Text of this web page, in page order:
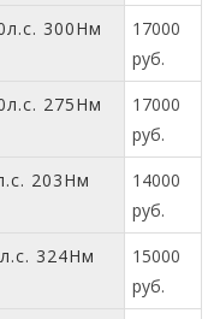
300Нм
17000
руб.
275Нм
17000
руб.
203Нм
14000
руб.
324Нм
15000
руб.